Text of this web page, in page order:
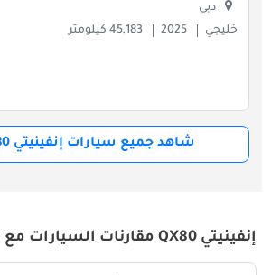
دبي
خليجي
2025 45,183 كيلومتر
شاهد جميع سيارات إنفينيتي QX80 للبيع
إنفينيتي QX80 مقارنات السيارات مع سيارات مماثلة